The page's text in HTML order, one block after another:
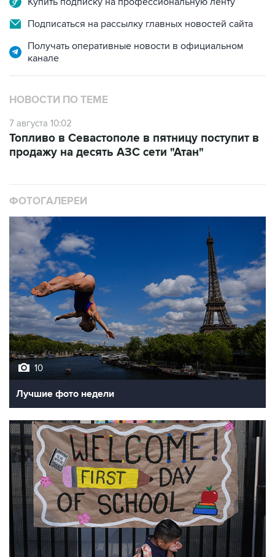
Получать оперативные новости в официальном
НОВОСТИ ПО ТЕМЕ
7 августа 10:02
продажу на десять АЗС сети "Атан"
10
Лучшие фото недели
10